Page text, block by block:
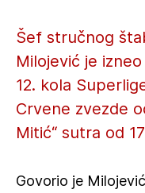
Šef stručnog
Milojević je
12. kola
Crvene zvezde
Mitić“ sutra od
Govorio je